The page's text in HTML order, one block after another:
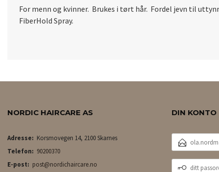
For menn og kvinner. Brukes i tørt hår. Fordel jevn til
FiberHold Spray.
NORDIC HAIRCARE AS
Adresse: Korsmovegen 14, 2100 Skarnes
Telefon: 90200370
E-post: post@nordichaircare.no
DIN KONTO
POSTADRESSE